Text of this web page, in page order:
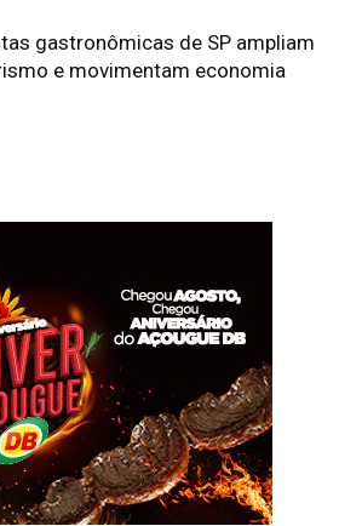
gastronômicas de SP ampliam
e movimentam economia